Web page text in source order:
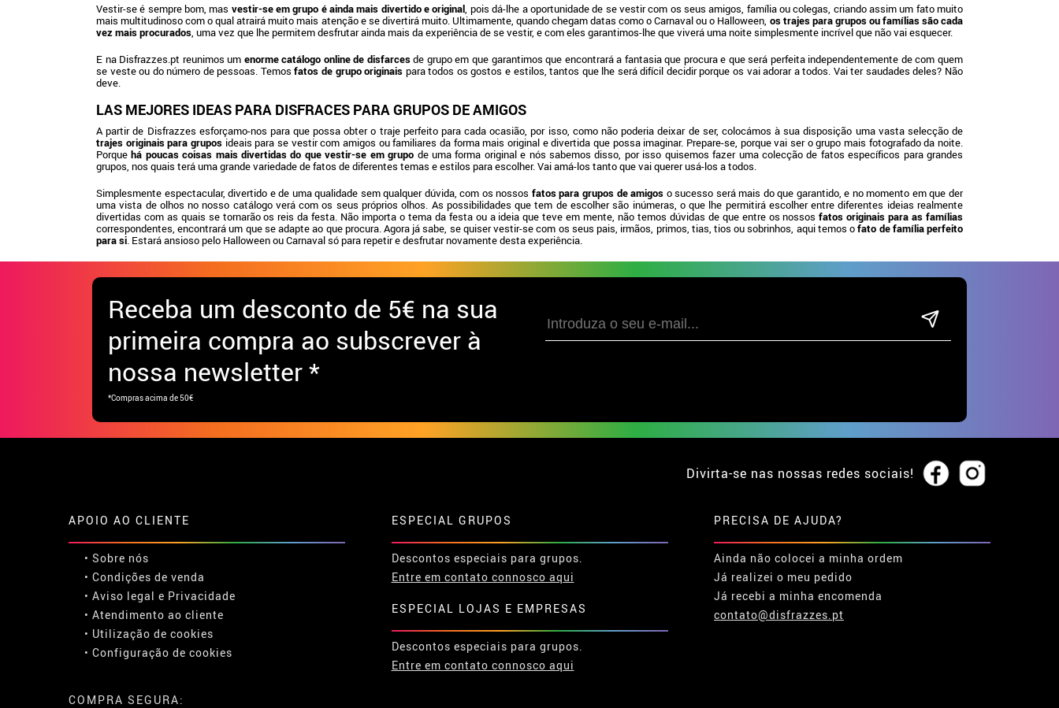
Vestir-se é sempre bom, mas vestir-se em grupo é ainda mais divertido e original , pois dá-lhe a oportunidade de se vestir com os seus amigos, família ou colegas, criando assim um fato muito
mais multitudinoso com o qual atrairá muito mais atenção e se divertirá muito. Ultimamente, quando chegam datas como o Carnaval ou o Halloween, os trajes para grupos ou famílias são cada
vez mais procurados , uma vez que lhe permitem desfrutar ainda mais da experiência de se vestir, e com eles garantimos-lhe que viverá uma noite simplesmente incrível que não vai esquecer.
E na Disfrazzes.pt reunimos um enorme catálogo online de disfarcesde grupo em que garantimos que encontrará a fantasia que procura e que será perfeita independentemente de com quem
se veste ou do número de pessoas. Temosfatos de grupo originais para todos os gostos e estilos, tantos que lhe será difícil decidir porque os vai adorar a todos. Vai ter saudades deles? Não
deve.
LAS MEJORES IDEAS PARA DISFRACES PARA GRUPOS DE AMIGOS
A partir de Disfrazzes esforçamo-nos para que possa obter o traje perfeito para cada ocasião, por isso, como não poderia deixar de ser, colocámos à sua disposição uma vasta selecção de
trajes originais para grupos ideais para se vestir com amigos ou familiares da forma mais original e divertida que possa imaginar. Prepare-se, porque vai ser o grupo mais fotografado da noite.
Porquehá poucas coisas mais divertidas do que vestir-se em grupo de uma forma original e nós sabemos disso, por isso quisemos fazer uma colecção de fatos específicos para grandes
grupos, nos quais terá uma grande variedade de fatos de diferentes temas e estilos para escolher. Vai amá-los tanto que vai querer usá-los a todos.
Simplesmente espectacular, divertido e de uma qualidade sem qualquer dúvida, com os nossos fatos para grupos de amigos o sucesso será mais do que garantido, e no momento em que der
uma vista de olhos no nosso catálogo verá com os seus próprios olhos. As possibilidades que tem de escolher são inúmeras, o que lhe permitirá escolher entre diferentes ideias realmente
divertidas com as quais se tornarão os reis da festa. Não importa o tema da festa ou a ideia que teve em mente, não temos dúvidas de que entre os nossosfatos originais para as famílias
correspondentes, encontrará um que se adapte ao que procura. Agora já sabe, se quiser vestir-se com os seus pais, irmãos, primos, tias, tios ou sobrinhos, aqui temos ofato de família perfeito
para si . Estará ansioso pelo Halloween ou Carnaval só para repetir e desfrutar novamente desta experiência.
Receba um desconto de 5€ na sua
primeira compra ao subscrever à
nossa newsletter *
*Compras acima de 50€
Divirta-se nas nossas redes sociais!
APOIO AO CLIENTE
• Sobre nós
• Condições de venda
• Aviso legal e Privacidade
• Atendimento ao cliente
• Utilização de cookies
• Configuração de cookies
ESPECIAL GRUPOS
Descontos especiais para grupos.
Entre em contato connosco aqui
ESPECIAL LOJAS E EMPRESAS
Descontos especiais para grupos.
Entre em contato connosco aqui
PRECISA DE AJUDA?
Ainda não colocei a minha ordem
Já realizei o meu pedido
Já recebi a minha encomenda
contato@disfrazzes.pt
COMPRA SEGURA: